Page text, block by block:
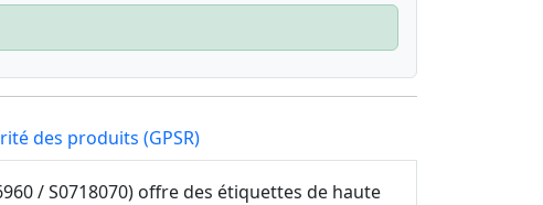
des produits (GPSR)
/ S0718070) offre des étiquettes de haute